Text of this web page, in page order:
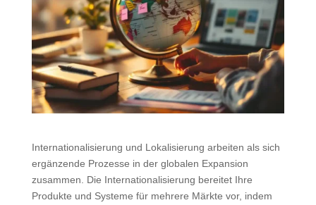
Internationalisierung und Lokalisierung arbeiten als sich
ergänzende Prozesse in der globalen Expansion
zusammen. Die Internationalisierung bereitet Ihre
Produkte und Systeme für mehrere Märkte vor, indem